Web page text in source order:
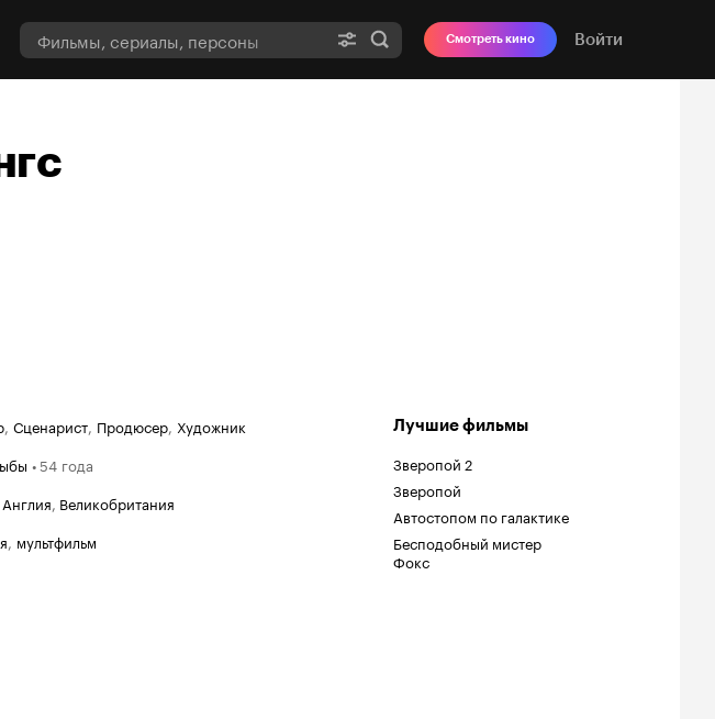
Смотреть кино Войти
, Сценарист, Продюсер, Художник
•54 года
Англия, Великобритания
, мультфильм
Лучшие фильмы
Зверопой 2
Зверопой
Автостопом по галактике
Бесподобный мистер
Фокс